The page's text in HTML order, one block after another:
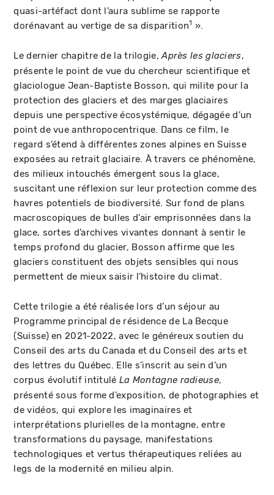
quasi-artéfact dont l’aura sublime se rapporte
dorénavant au vertige de sa disparition1 ».
Le dernier chapitre de la trilogie,Après les glaciers,
présente le point de vue du chercheur scientifique et
glaciologue Jean-Baptiste Bosson, qui milite pour la
protection des glaciers et des marges glaciaires
depuis une perspective écosystémique, dégagée d’un
point de vue anthropocentrique. Dans ce film, le
regard s’étend à différentes zones alpines en Suisse
exposées au retrait glaciaire. À travers ce phénomène,
des milieux intouchés émergent sous la glace,
suscitant une réflexion sur leur protection comme des
havres potentiels de biodiversité. Sur fond de plans
macroscopiques de bulles d’air emprisonnées dans la
glace, sortes d’archives vivantes donnant à sentir le
temps profond du glacier, Bosson affirme que les
glaciers constituent des objets sensibles qui nous
permettent de mieux saisir l’histoire du climat.
Cette trilogie a été réalisée lors d’un séjour au
Programme principal de résidence de La Becque
(Suisse) en 2021-2022, avec le généreux soutien du
Conseil des arts du Canada et du Conseil des arts et
des lettres du Québec. Elle s’inscrit au sein d’un
corpus évolutif intitulé La Montagne radieuse,
présenté sous forme d’exposition, de photographies et
de vidéos, qui explore les imaginaires et
interprétations plurielles de la montagne, entre
transformations du paysage, manifestations
technologiques et vertus thérapeutiques reliées au
legs de la modernité en milieu alpin.